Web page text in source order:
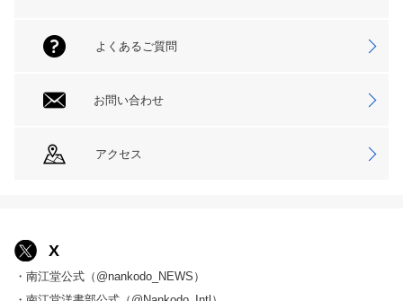
よくあるご質問
お問い合わせ
アクセス
X
・南江堂公式（@nankodo_NEWS）